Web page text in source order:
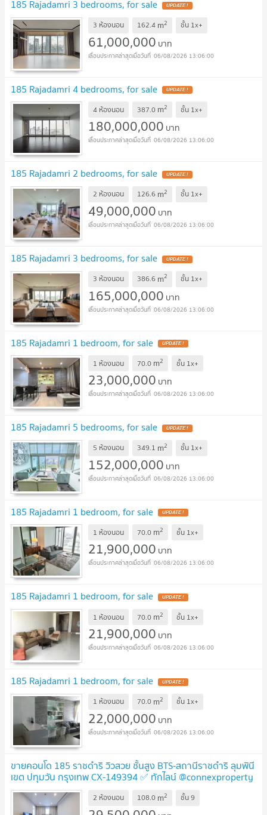
185 Rajadamri 3 bedrooms, for sale UPDATE !
3 ห้องนอน 162.4 m2 ชั้น 1x+
61,000,000 บาท
06/08/2026 13:06:00
185 Rajadamri 4 bedrooms, for sale UPDATE !
4 ห้องนอน 387.0 m2 ชั้น 1x+
180,000,000 บาท
06/08/2026 13:06:00
185 Rajadamri 2 bedrooms, for sale UPDATE !
2 ห้องนอน 126.6 m2 ชั้น 1x+
49,000,000 บาท
06/08/2026 13:06:00
185 Rajadamri 3 bedrooms, for sale UPDATE !
3 ห้องนอน 386.6 m2 ชั้น 1x+
165,000,000 บาท
06/08/2026 13:06:00
185 Rajadamri 1 bedroom, for sale UPDATE !
1 ห้องนอน 70.0 m2 ชั้น 1x+
23,000,000 บาท
06/08/2026 13:06:00
185 Rajadamri 5 bedrooms, for sale UPDATE !
5 ห้องนอน 349.1 m2 ชั้น 1x+
152,000,000 บาท
06/08/2026 13:06:00
185 Rajadamri 1 bedroom, for sale UPDATE !
1 ห้องนอน 70.0 m2 ชั้น 1x+
21,900,000 บาท
06/08/2026 13:06:00
185 Rajadamri 1 bedroom, for sale UPDATE !
1 ห้องนอน 70.0 m2 ชั้น 1x+
21,900,000 บาท
06/08/2026 13:06:00
185 Rajadamri 1 bedroom, for sale UPDATE !
1 ห้องนอน 70.0 m2 ชั้น 1x+
22,000,000 บาท
06/08/2026 13:06:00
ขายคอนโด 185 ราชดำริ วิวสวย ชั้นสูง BTS-สถานีราชดำริ ลุมพินี
เขต ปทุมวัน กรุงเทพ CX-149394 ✅ ทักไลน์ @connexproperty
ตอบทันที ทีมงานมืออาชีพ ✅
2 ห้องนอน 108.0 m2 ชั้น9